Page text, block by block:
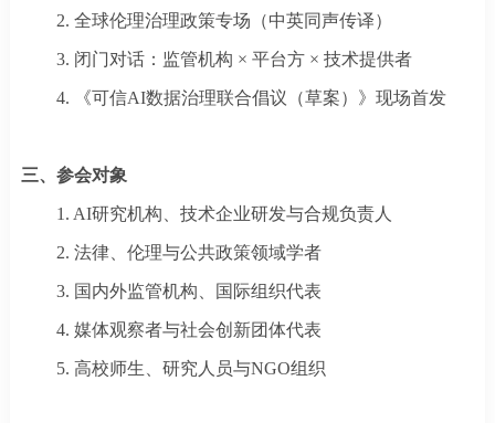
2. 全球伦理治理政策专场（中英同声传译）
3. 闭门对话：监管机构 × 平台方 × 技术提供者
4. 《可信AI数据治理联合倡议（草案）》现场首发
三、参会对象
1. AI研究机构、技术企业研发与合规负责人
2. 法律、伦理与公共政策领域学者
3. 国内外监管机构、国际组织代表
4. 媒体观察者与社会创新团体代表
5. 高校师生、研究人员与NGO组织